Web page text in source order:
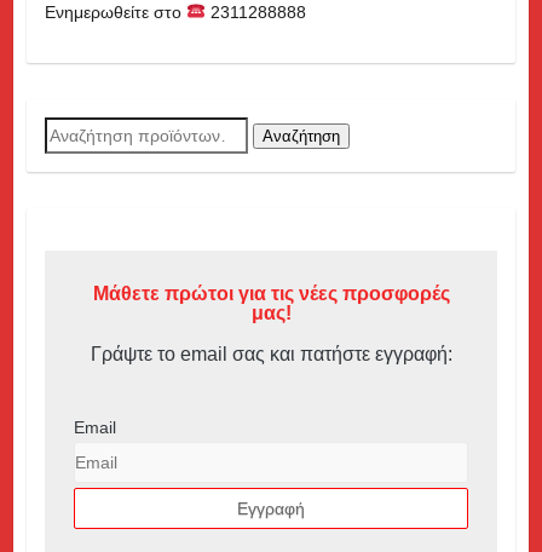
Ενημερωθείτε στο
2311288888
Αναζήτηση
για:
Αναζήτηση
Μάθετε πρώτοι για τις νέες προσφορές
μας!
Γράψτε το email σας και πατήστε εγγραφή:
Email